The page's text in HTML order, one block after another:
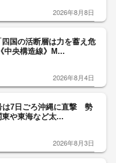
2026年8月8日
国の活断層は力を蓄え危
中央構造線》M...
2026年8月4日
は7日ごろ沖縄に直撃 勢
や東海など太...
2026年8月3日